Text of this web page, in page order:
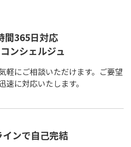
間365日対応
ンシェルジュ
軽にご相談いただけます。ご要望
速に対応いたします。
インで自己完結